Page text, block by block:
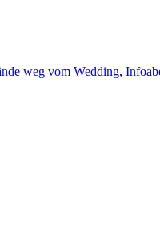
weg vom Wedding,